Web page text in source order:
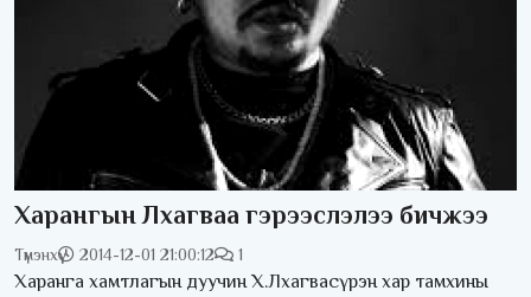
Харангын Лхагваа гэрээслэлээ бичжээ
Түмэнхүү 2014-12-01 21:00:12 1
Харанга хамтлагын дуучин Х.Лхагвасүрэн хар тамхины